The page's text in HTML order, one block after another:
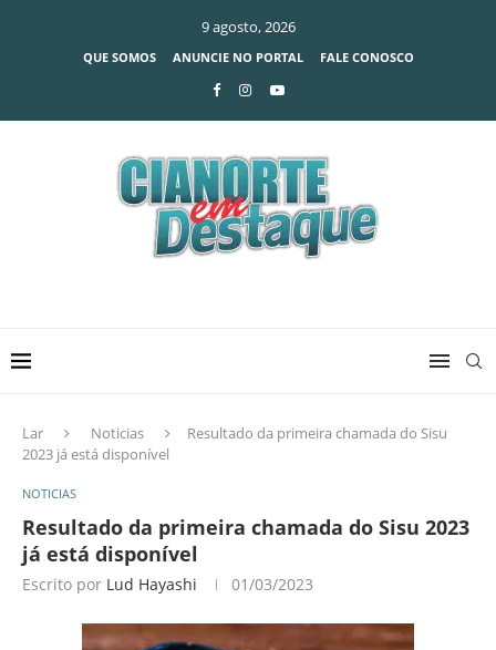
9 agosto, 2026
QUE SOMOS ANUNCIE NO PORTAL FALE CONOSCO
Lar Noticias
Resultado da primeira chamada do Sisu
2023 já está disponível
NOTICIAS
Resultado da primeira chamada do Sisu 2023
já está disponível
Escrito por Lud Hayashi 01/03/2023